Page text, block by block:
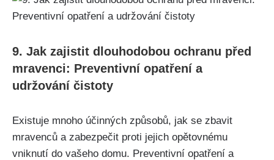
9. Jak zajistit dlouhodobou ochranu před
mravenci: Preventivní opatření a
udržování čistoty
Existuje mnoho účinných způsobů, jak se zbavit⁢
mravenců a zabezpečit proti jejich opětovnému
vniknutí do vašeho domu. Preventivní opatření⁢ a